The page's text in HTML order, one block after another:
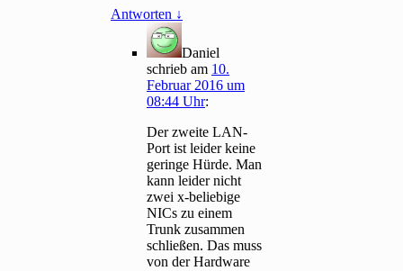
Antworten ↓
Daniel
schrieb am 10.
Februar 2016 um
08:44 Uhr:
Der zweite LAN-
Port ist leider keine
geringe Hürde. Man
kann leider nicht
zwei x-beliebige
NICs zu einem
Trunk zusammen
schließen. Das muss
von der Hardware